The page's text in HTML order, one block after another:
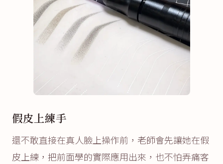
假皮上練手
還不敢直接在真人臉上操作前，老師會先讓她在假
皮上練，把前面學的實際應用出來，也不怕弄痛客